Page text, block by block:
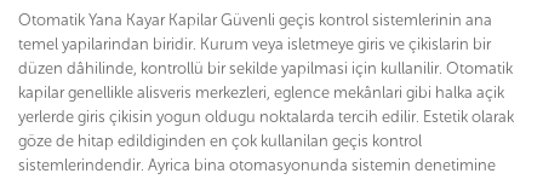
Otomatik Yana Kayar Kapilar Güvenli geçis kontrol sistemlerinin ana
temel yapilarindan biridir. Kurum veya isletmeye giris ve çikislarin bir
düzen dâhilinde, kontrollü bir sekilde yapilmasi için kullanilir. Otomatik
kapilar genellikle alisveris merkezleri, eglence mekânlari gibi halka açik
yerlerde giris çikisin yogun oldugu noktalarda tercih edilir. Estetik olarak
göze de hitap edildiginden en çok kullanilan geçis kontrol
sistemlerindendir. Ayrica bina otomasyonunda sistemin denetimine